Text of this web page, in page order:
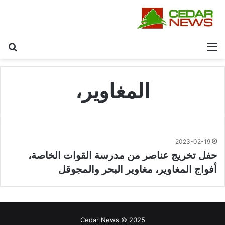
القائمة
المغاوير،
2023-02-19
حفل تخريج عناصر من مدرسة القوات الخاصة،
أفواج المغاوير، مغاوير البحر والمجوقل
Cedar News © 2025